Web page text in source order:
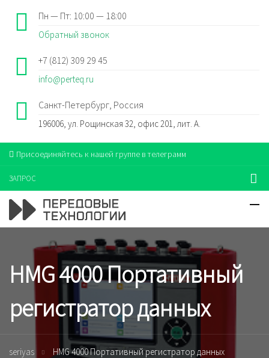
Пн — Пт: 10:00 — 18:00
Обратный звонок
+7 (812) 309 29 45
info@perteq.ru
Санкт-Петербург, Россия
196006, ул. Рощинская 32, офис 201, лит. А.
Присоединяйтесь к нашей группе в телеграмм
ЗАПРОС
HMG 4000 Портативный
регистратор данных
seriyas HMG 4000 Портативный регистратор данных